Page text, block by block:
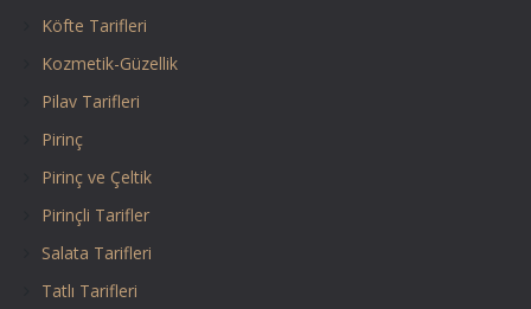
Köfte Tarifleri
Kozmetik-Güzellik
Pilav Tarifleri
Pirinç
Pirinç ve Çeltik
Pirinçli Tarifler
Salata Tarifleri
Tatlı Tarifleri